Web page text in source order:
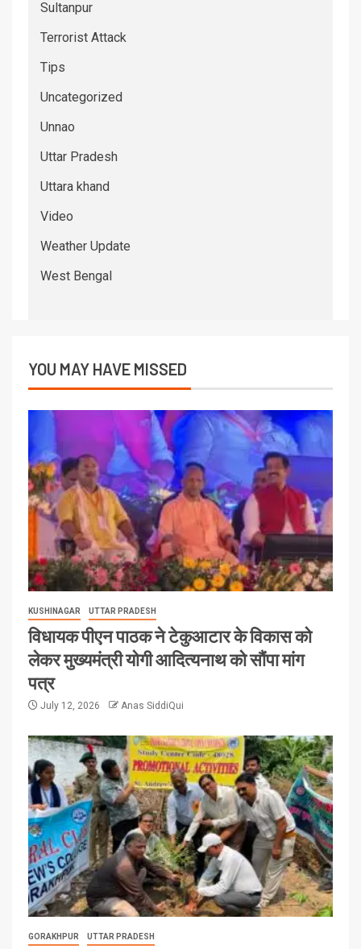
Sultanpur
Terrorist Attack
Tips
Uncategorized
Unnao
Uttar Pradesh
Uttara khand
Video
Weather Update
West Bengal
YOU MAY HAVE MISSED
KUSHINAGAR UTTAR PRADESH
विधायक पीएन पाठक ने टेकुआटार के विकास को
लेकर मुख्यमंत्री योगी आदित्यनाथ को सौंपा मांग
पत्र
July 12, 2026 Anas SiddiQui
GORAKHPUR UTTAR PRADESH